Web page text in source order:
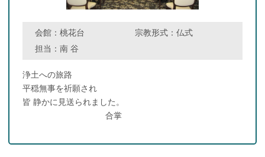
会館：桃花台 宗教形式： 仏式
担当：南 谷
浄土への旅路
平穏無事を祈願され
皆 静かに見送られました。
合掌